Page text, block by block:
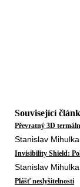
Související
Převratný 3D
Stanislav
Invisibility Shield:
Stanislav
Plášť neslyšitelnosti